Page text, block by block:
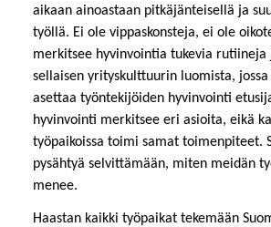
aikaan ainoastaan pitkäjänteisellä ja
työllä. Ei ole vippaskonsteja, ei ole
merkitsee hyvinvointia tukevia rutiineja
sellaisen yrityskulttuurin luomista,
asettaa työntekijöiden hyvinvointi
hyvinvointi merkitsee eri asioita, eikä
työpaikoissa toimi samat toimenpiteet.
pysähtyä selvittämään, miten meidän
menee.
Haastan kaikki työpaikat tekemään